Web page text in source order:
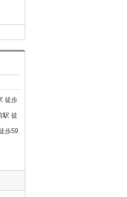
徒歩
駅 徒
歩59